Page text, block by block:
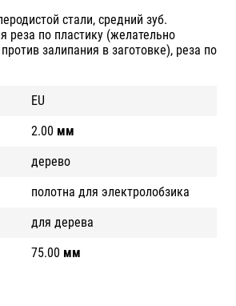
стали, средний зуб.
реза по пластику (желательно
залипания в заготовке), реза по
EU
2.00 мм
дерево
полотна для электролобзика
для дерева
75.00 мм